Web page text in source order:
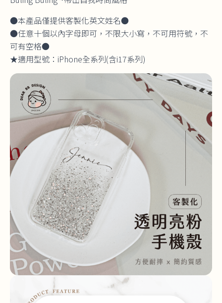
●本產品僅提供客製化英文姓名●
●任意十個以內字母即可，不限大小寫，不可用符號，不
可有空格●
★適用型號：iPhone全系列(含i17系列)